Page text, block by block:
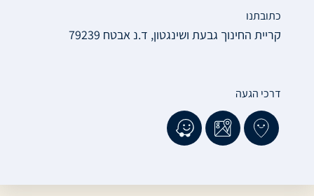
כתובתנו
קריית החינוך גבעת ושינגטון, ד.נ אבטח 79239
דרכי הגעה